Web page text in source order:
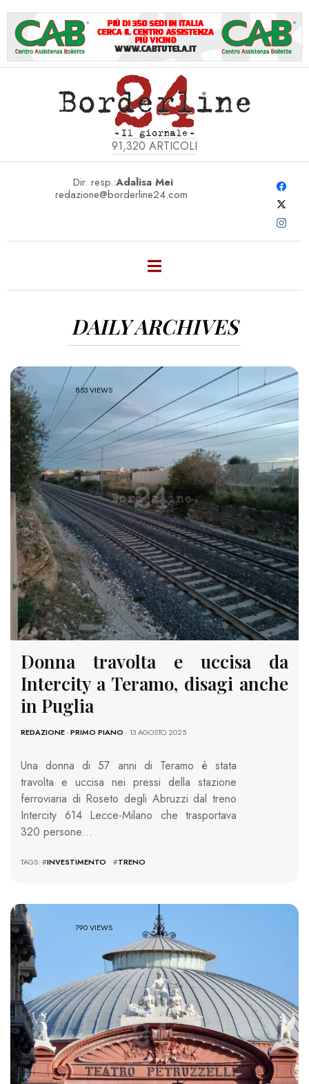
91,320 ARTICOLI
Dir. resp.:Adalisa Mei
redazione@borderline24.com
DAILY ARCHIVES
853 VIEWS
Donna travolta e uccisa da
Intercity a Teramo, disagi anche
in Puglia
REDAZIONE-PRIMO PIANO - 13 AGOSTO 2025
Una donna di 57 anni di Teramo è stata
travolta e uccisa nei pressi della stazione
ferroviaria di Roseto degli Abruzzi dal treno
Intercity 614 Lecce-Milano che trasportava
320 persone…
TAGS: #INVESTIMENTO #TRENO
790 VIEWS